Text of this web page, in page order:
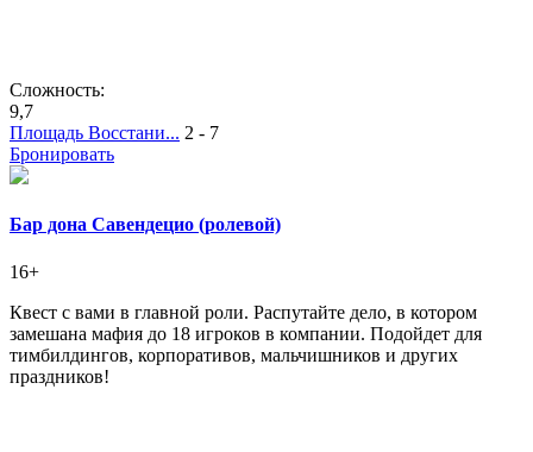
Сложность:
9,7
Площадь Восстани... 2 - 7
Бронировать
Бар дона Савендецио (ролевой)
16+
Квест с вами в главной роли. Распутайте дело, в котором
замешана мафия до 18 игроков в компании. Подойдет для
тимбилдингов, корпоративов, мальчишников и других
праздников!